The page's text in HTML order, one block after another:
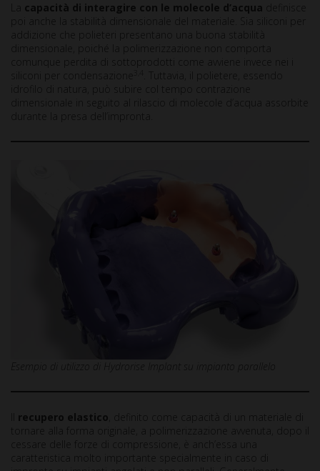
capacità di interagire con le molecole d’acqua
poi anche la stabilità dimensionale del materiale. Sia siliconi per
addizione che polieteri presentano una buona stabilità
dimensionale, poiché la polimerizzazione non comporta
comunque perdita di sottoprodotti come avviene invece nei i
siliconi per condensazione
. Tuttavia, il polietere, essendo
idrofilo di natura, può subire col tempo contrazione
dimensionale in seguito al rilascio di molecole d’acqua assorbite
durante la presa dell’impronta.
recupero elastico , definito come capacità di un materiale di
tornare alla forma originale, a polimerizzazione avvenuta, dopo il
cessare delle forze di compressione, è anch’essa una
caratteristica molto importante specialmente in caso di